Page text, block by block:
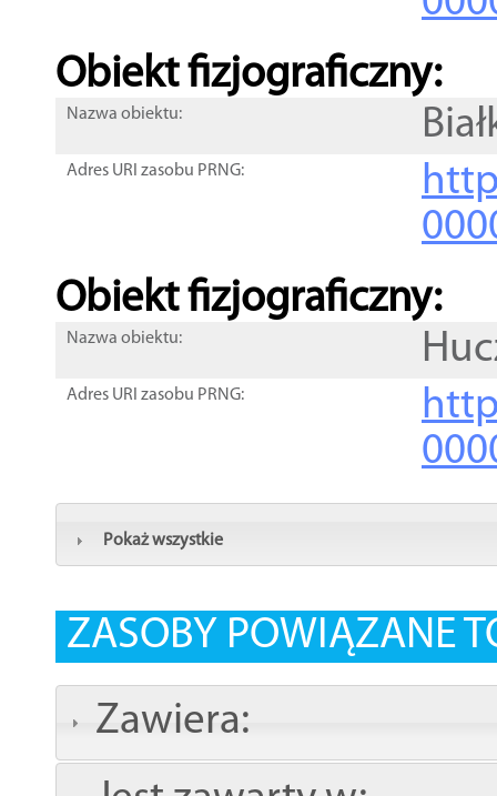
Obiekt fizjograficzny:
Nazwa obiektu:
Adres URI zasobu PRNG:
Obiekt fizjograficzny:
Nazwa obiektu:
Adres URI zasobu PRNG:
Pokaż wszystkie
ZASOBY POWIĄZANE
Zawiera: